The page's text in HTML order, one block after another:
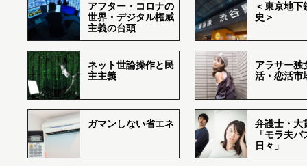
アフター・コロナの
世界・デジタル権威
主義の台頭
＜東京地下
史＞
ネット世論操作と民
主主義
アラサー独
活・恋活市
ガマンしない省エネ
弁護士・大
「モラ夫
日々」